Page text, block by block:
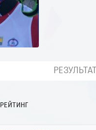
РЕЙТИНГ